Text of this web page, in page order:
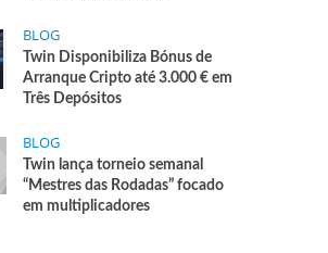
BLOG
Twin Disponibiliza Bónus de
Arranque Cripto até 3.000 € em
Três Depósitos
BLOG
Twin lança torneio semanal
“Mestres das Rodadas” focado
em multiplicadores